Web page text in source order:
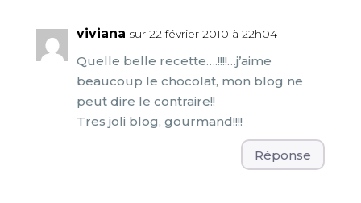
viviana sur 22 février 2010 à 22h04
Quelle belle recette….!!!!…j’aime
beaucoup le chocolat, mon blog ne
peut dire le contraire!!
Tres joli blog, gourmand!!!!
Réponse